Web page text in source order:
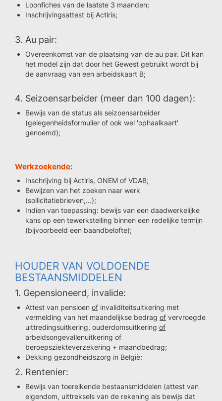
Loonfiches van de laatste 3 maanden;
Inschrijvingsattest bij Actiris;
3. Au pair:
Overeenkomst van de plaatsing van de au pair. Dit kan
het model zijn dat door het Gewest gebruikt wordt bij
de aanvraag van een arbeidskaart B;
4. Seizoensarbeider (meer dan 100 dagen):
Bewijs van de status als seizoensarbeider
(gelegenheidsformulier of ook wel 'ophaalkaart'
genoemd);
Werkzoekende:
Inschrijving bij Actiris, ONEM of VDAB;
Bewijzen van het zoeken naar werk
(sollicitatiebrieven,...);
Indien van toepassing: bewijs van een daadwerkelijke
kans op een tewerkstelling binnen een redelijke termijn
(bijvoorbeeld een baandbelofte);
HOUDER VAN VOLDOENDE
BESTAANSMIDDELEN
1. Gepensioneerd, invalide:
Attest van pensioen of invaliditeitsuitkering met
vermelding van het maandelijkse bedrag of vervroegde
uittredingsuitkering, ouderdomsuitkering of
arbeidsongevallenuitkering of
beroepsziekteverzekering + maandbedrag;
Dekking gezondheidszorg in België;
2. Rentenier:
Bewijs van toereikende bestaansmiddelen (attest van
eigendom, uittreksels van de rekening als bewijs dat